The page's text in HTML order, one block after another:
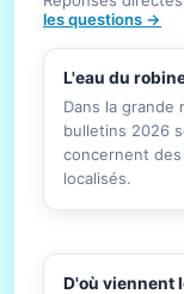
les questions →
L'eau du
Dans la grande
bulletins 2026
concernent
localisés.
D'où viennent